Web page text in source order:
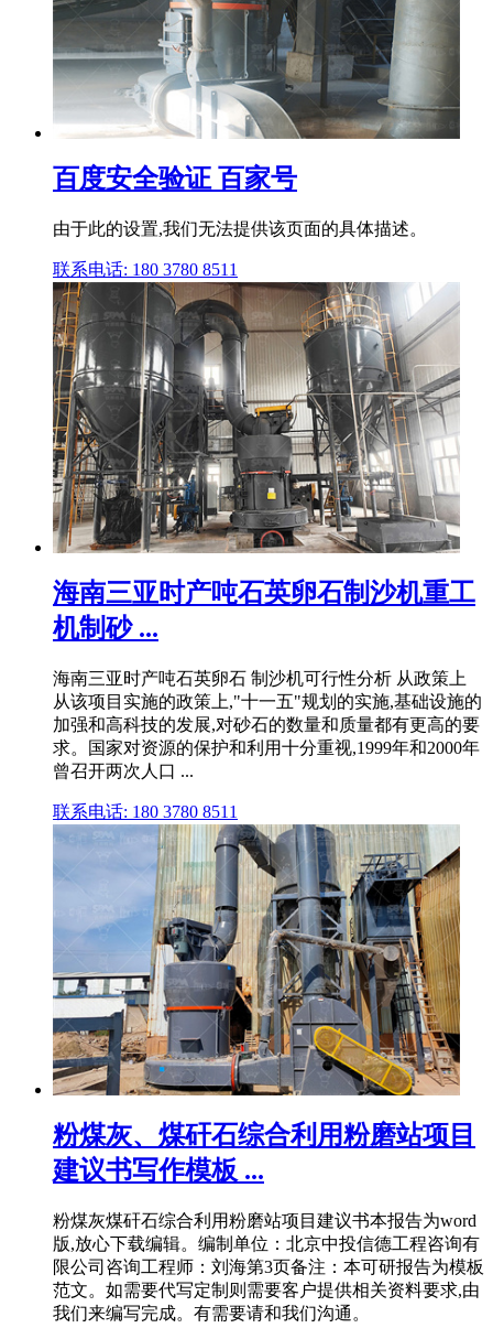
百度安全验证 百家号
由于此的设置,我们无法提供该页面的具体描述。
联系电话: 180 3780 8511
海南三亚时产吨石英卵石制沙机重工
机制砂 ...
海南三亚时产吨石英卵石 制沙机可行性分析 从政策上
从该项目实施的政策上,"十一五"规划的实施,基础设施的
加强和高科技的发展,对砂石的数量和质量都有更高的要
求。国家对资源的保护和利用十分重视,1999年和2000年
曾召开两次人口 ...
联系电话: 180 3780 8511
粉煤灰、煤矸石综合利用粉磨站项目
建议书写作模板 ...
粉煤灰煤矸石综合利用粉磨站项目建议书本报告为word
版,放心下载编辑。编制单位：北京中投信德工程咨询有
限公司咨询工程师：刘海第3页备注：本可研报告为模板
范文。如需要代写定制则需要客户提供相关资料要求,由
我们来编写完成。有需要请和我们沟通。